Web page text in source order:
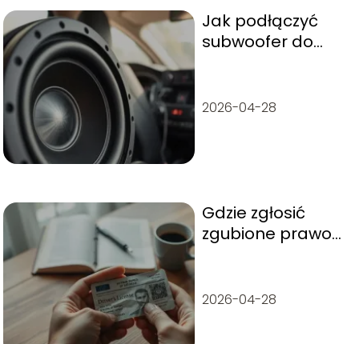
Jak podłączyć
subwoofer do
2026-04-28
Gdzie zgłosić
zgubione prawo
2026-04-28